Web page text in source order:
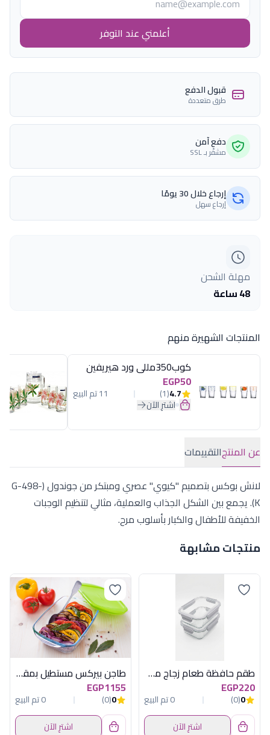
أعلمني عند التوفر
قبول الدفع
طرق متعددة
دفع آمن
مشفّر بـ SSL
إرجاع خلال 30 يومًا
إرجاع سهل
مهلة الشحن
48 ساعة
المنتجات الشهيرة منهم
كوب350مللى ورد هيريفين
EGP50
4.7
(1) 11 تم البيع
اشترِ الآن
عن المنتجالتقييمات
لانش بوكس بتصميم "كيوي" عصري ومبتكر من جوندول (G-498-
K). يجمع بين الشكل الجذاب والعملية، مثالي لتنظيم الوجبات
الخفيفة للأطفال والكبار بأسلوب مرح.
منتجات مشابهة
طقم حافظة طعام زجاج مستطيل قطعتين 23 أونصة أكسفورد - 3RC065-0CL
EGP220
0
(0)
0 تم البيع
اشترِ الآن
طاجن بيركس مستطيل بمقابض مع غطاء - 28 سم
EGP1155
0
(0)
0 تم البيع
اشترِ الآن